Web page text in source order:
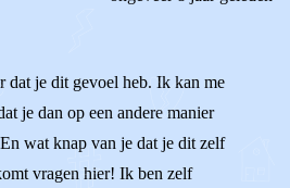
dat je dit gevoel heb. Ik kan me
je dan op een andere manier
wat knap van je dat je dit zelf
vragen hier! Ik ben zelf